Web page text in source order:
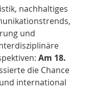
nachhaltiges
und
Am 18.
die Chance
international